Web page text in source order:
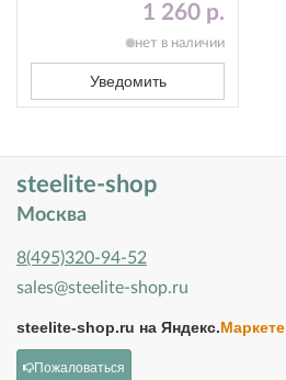
1 260 р.
нет в наличии
Уведомить
steelite-shop
Москва
8(495)320-94-52
sales@steelite-shop.ru
steelite-shop.ru на Яндекс.Маркете
Пожаловаться